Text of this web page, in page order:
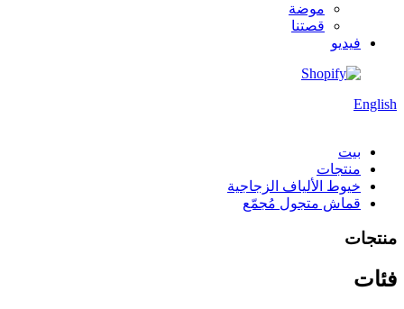
موضة
قصتنا
فيديو
English
بيت
منتجات
خيوط الألياف الزجاجية
قماش متجول مُجمّع
منتجات
فئات